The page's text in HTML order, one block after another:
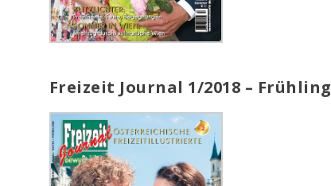
Freizeit Journal 1/2018 – Frühling